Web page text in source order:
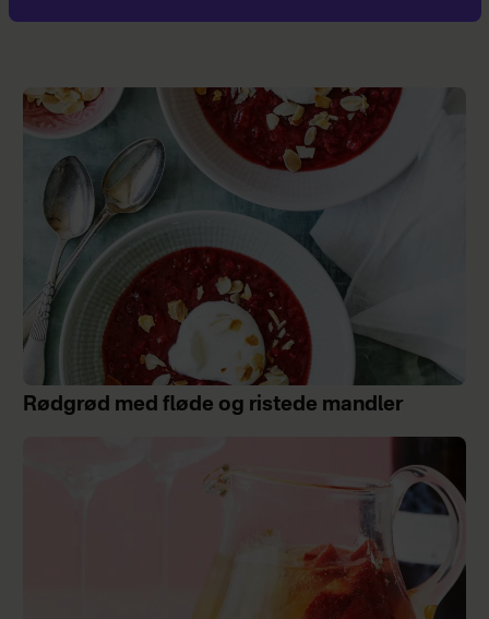
Rødgrød med fløde og ristede mandler